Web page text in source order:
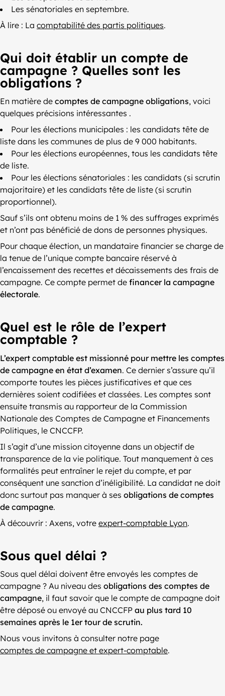
Les sénatoriales en septembre.
À lire : La comptabilité des partis politiques.
Qui doit établir un compte de
campagne ? Quelles sont les
obligations ?
En matière de comptes de campagne obligations, voici
quelques précisions intéressantes .
Pour les élections municipales : les candidats tête de
liste dans les communes de plus de 9 000 habitants.
Pour les élections européennes, tous les candidats tête
de liste.
Pour les élections sénatoriales : les candidats (si scrutin
majoritaire) et les candidats tête de liste (si scrutin
proportionnel).
Sauf s’ils ont obtenu moins de 1 % des suffrages exprimés
et n’ont pas bénéficié de dons de personnes physiques.
Pour chaque élection, un mandataire financier se charge de
la tenue de l’unique compte bancaire réservé à
l’encaissement des recettes et décaissements des frais de
campagne. Ce compte permet de financer la campagne
électorale.
Quel est le rôle de l’expert
comptable ?
L’expert comptable est missionné pour mettre les comptes
de campagne en état d’examen. Ce dernier s’assure qu’il
comporte toutes les pièces justificatives et que ces
dernières soient codifiées et classées. Les comptes sont
ensuite transmis au rapporteur de la Commission
Nationale des Comptes de Campagne et Financements
Politiques, le CNCCFP.
Il s’agit d’une mission citoyenne dans un objectif de
transparence de la vie politique. Tout manquement à ces
formalités peut entraîner le rejet du compte, et par
conséquent une sanction d’inéligibilité. La candidat ne doit
donc surtout pas manquer à ses obligations de comptes
de campagne.
À découvrir : Axens, votre expert-comptable Lyon.
Sous quel délai ?
Sous quel délai doivent être envoyés les comptes de
campagne ? Au niveau des obligations des comptes de
campagne, il faut savoir que le compte de campagne doit
être déposé ou envoyé au CNCCFP au plus tard 10
semaines après le 1er tour de scrutin.
Nous vous invitons à consulter notre page
comptes de campagne et expert-comptable.